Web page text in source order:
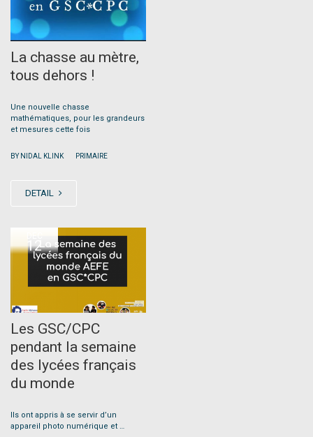
La chasse au mètre,
tous dehors !
Une nouvelle chasse
mathématiques, pour les grandeurs
et mesures cette fois
BY NIDAL KLINK PRIMAIRE
DETAIL
12
Les GSC/CPC
pendant la semaine
des lycées français
du monde
Ils ont appris à se servir d’un
appareil photo numérique et …